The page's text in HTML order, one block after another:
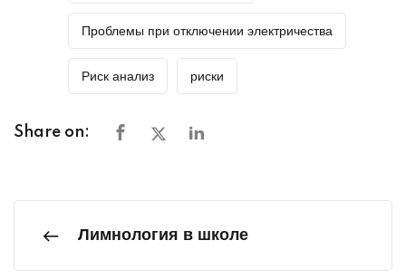
Проблемы при отключении электричества
Риск анализ риски
Share on:
Лимнология в школе